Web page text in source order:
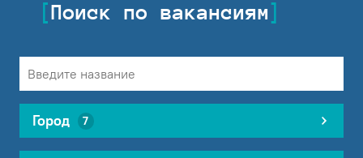
Поиск по вакансиям
Город 7